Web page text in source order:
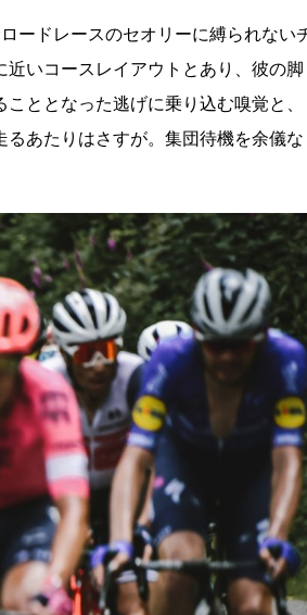
ードレースのセオリーに縛られない
いコースレイアウトとあり、彼の脚
ととなった逃げに乗り込む嗅覚と、
あたりはさすが。集団待機を余儀な